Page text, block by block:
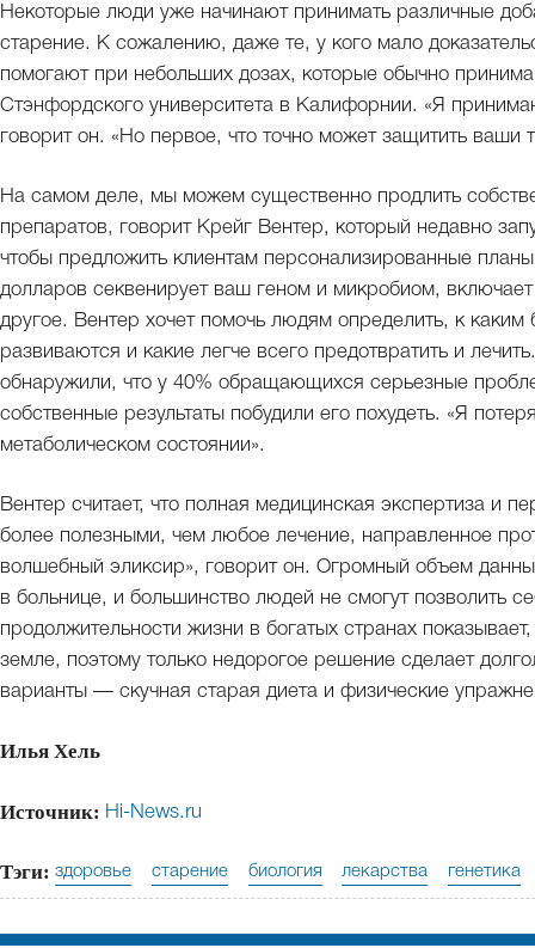
Некоторые люди уже начинают принимать различные
старение. К сожалению, даже те, у кого мало
помогают при небольших дозах, которые обычно
Стэнфордского университета в Калифорнии. «Я
говорит он. «Но первое, что точно может защитить
На самом деле, мы можем существенно продлить
препаратов, говорит Крейг Вентер, который недавно
чтобы предложить клиентам персонализированные
долларов секвенирует ваш геном и микробиом,
другое. Вентер хочет помочь людям определить, к каким
развиваются и какие легче всего предотвратить и
обнаружили, что у 40% обращающихся серьезные
собственные результаты побудили его похудеть. «Я
метаболическом состоянии».
Вентер считает, что полная медицинская экспертиза и
более полезными, чем любое лечение, направленное
волшебный эликсир», говорит он. Огромный объем
в больнице, и большинство людей не смогут позволить
продолжительности жизни в богатых странах
земле, поэтому только недорогое решение сделает
варианты — скучная старая диета и физические
Илья Хель
Источник: Hi-News.ru
Тэги: здоровье старение биология лекарства генетика